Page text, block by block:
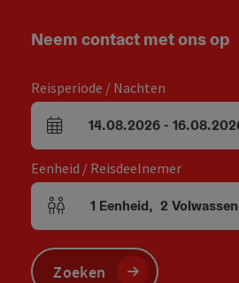
Neem contact met ons op
Reisperiode / Nachten
Velden voor aankomst en vertrek
14.08.2026-
Eenheid / Reisdeelnemer
Aantal eenheden en
1 Eenheid, 2
Zoeken